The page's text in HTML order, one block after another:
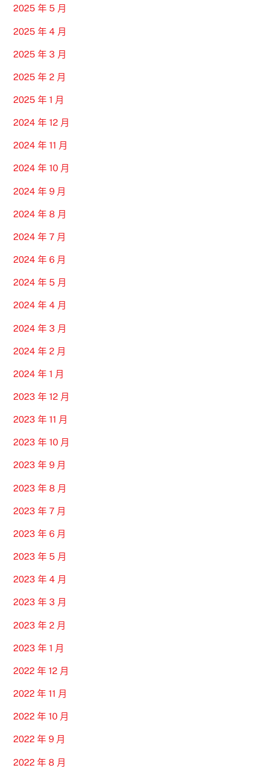
2025 年 5 月
2025 年 4 月
2025 年 3 月
2025 年 2 月
2025 年 1 月
2024 年 12 月
2024 年 11 月
2024 年 10 月
2024 年 9 月
2024 年 8 月
2024 年 7 月
2024 年 6 月
2024 年 5 月
2024 年 4 月
2024 年 3 月
2024 年 2 月
2024 年 1 月
2023 年 12 月
2023 年 11 月
2023 年 10 月
2023 年 9 月
2023 年 8 月
2023 年 7 月
2023 年 6 月
2023 年 5 月
2023 年 4 月
2023 年 3 月
2023 年 2 月
2023 年 1 月
2022 年 12 月
2022 年 11 月
2022 年 10 月
2022 年 9 月
2022 年 8 月